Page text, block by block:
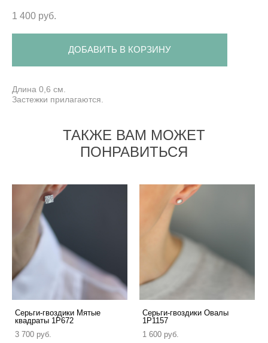
1 400 pуб.
ДОБАВИТЬ В КОРЗИНУ
Длина 0,6 см.
Застежки прилагаются.
ТАКЖЕ ВАМ МОЖЕТ
ПОНРАВИТЬСЯ
Серьги-гвоздики Мятые
квадраты 1P672
3 700 pуб.
Серьги-гвоздики Овалы
1P1157
1 600 pуб.